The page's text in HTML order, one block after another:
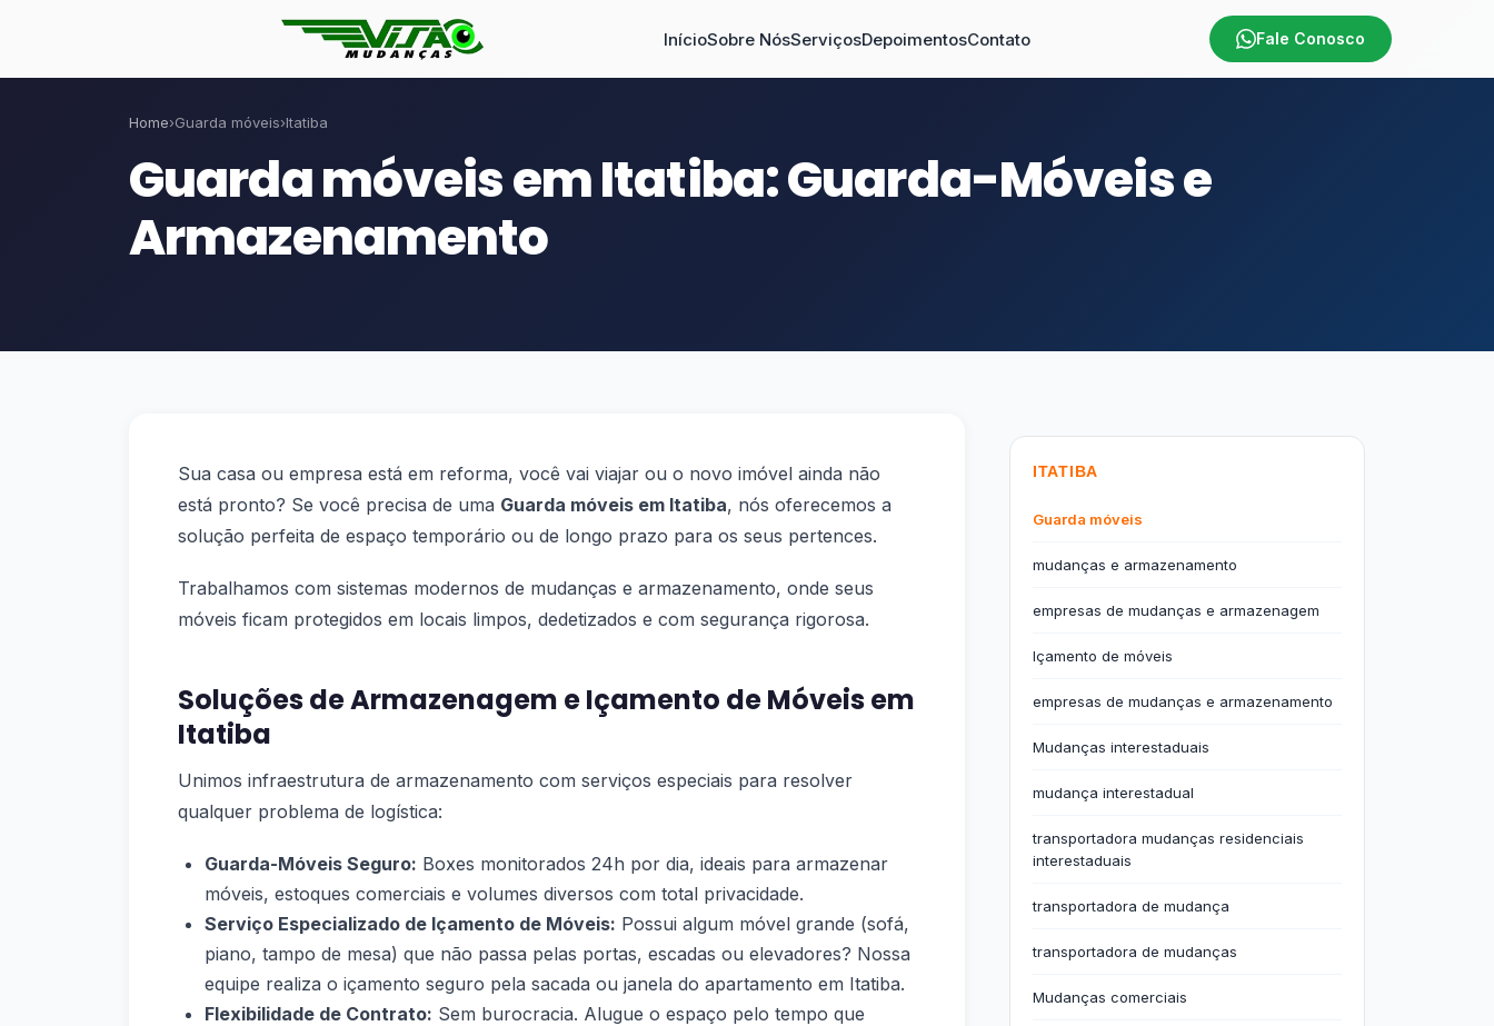
InícioSobre NósServiçosDepoimentosContato Fale Conosco
Home›Guarda móveis›Itatiba
Guarda móveis em Itatiba: Guarda-Móveis e
Armazenamento
Sua casa ou empresa está em reforma, você vai viajar ou o novo imóvel ainda não
está pronto? Se você precisa de uma Guarda móveis em Itatiba, nós oferecemos a
solução perfeita de espaço temporário ou de longo prazo para os seus pertences.
Trabalhamos com sistemas modernos de mudanças e armazenamento, onde seus
móveis ficam protegidos em locais limpos, dedetizados e com segurança rigorosa.
Soluções de Armazenagem e Içamento de Móveis em
Itatiba
Unimos infraestrutura de armazenamento com serviços especiais para resolver
qualquer problema de logística:
Guarda-Móveis Seguro: Boxes monitorados 24h por dia, ideais para armazenar
móveis, estoques comerciais e volumes diversos com total privacidade.
Serviço Especializado de Içamento de Móveis: Possui algum móvel grande (sofá,
piano, tampo de mesa) que não passa pelas portas, escadas ou elevadores? Nossa
equipe realiza o içamento seguro pela sacada ou janela do apartamento em Itatiba.
Flexibilidade de Contrato: Sem burocracia. Alugue o espaço pelo tempo que
ITATIBA
Guarda móveis
mudanças e armazenamento
empresas de mudanças e armazenagem
Içamento de móveis
empresas de mudanças e armazenamento
Mudanças interestaduais
mudança interestadual
transportadora mudanças residenciais
interestaduais
transportadora de mudança
transportadora de mudanças
Mudanças comerciais